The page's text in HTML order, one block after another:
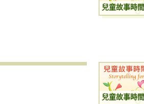
兒童故事時間
兒童故事時間